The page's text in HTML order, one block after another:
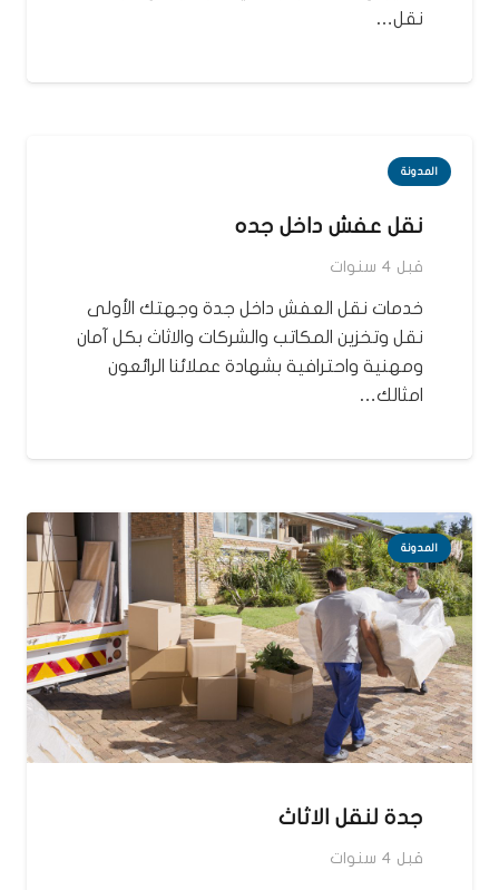
نقل…
المدونة
نقل عفش داخل جده
قبل 4 سنوات
خدمات نقل العفش داخل جدة وجهتك الأولى
نقل وتخزين المكاتب والشركات والاثاث بكل آمان
ومهنية واحترافية بشهادة عملائنا الرائعون
امثالك…
المدونة
جدة لنقل الاثاث
قبل 4 سنوات